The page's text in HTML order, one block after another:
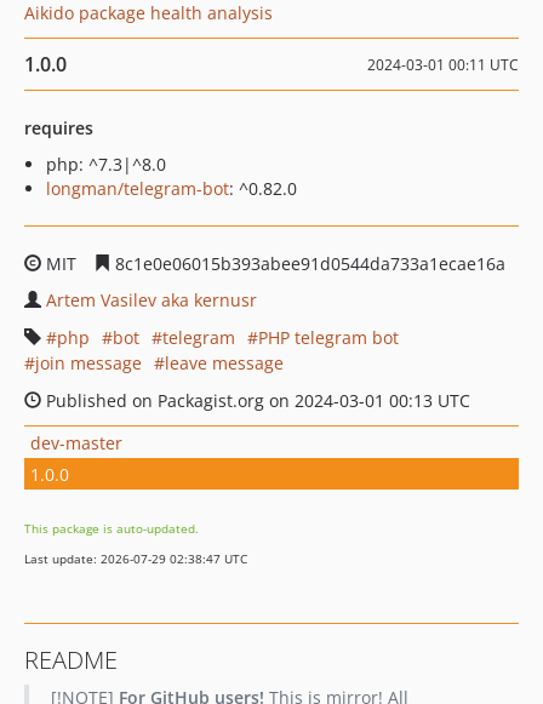
Aikido package health analysis
1.0.0 2024-03-01 00:11 UTC
requires
php: ^7.3|^8.0
longman/telegram-bot: ^0.82.0
MIT
8c1e0e06015b393abee91d0544da733a1ecae16a
Artem Vasilev aka kernusr
php
bot telegram
PHP telegram bot
join message
leave message
Published on Packagist.org on 2024-03-01 00:13 UTC
dev-master
1.0.0
This package is auto-updated.
Last update: 2026-07-29 02:38:47 UTC
README
[!NOTE] For GitHub users! This is mirror! All